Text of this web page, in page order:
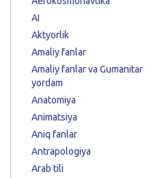
AI
Aktyorlik
Amaliy fanlar
Amaliy fanlar va Gumanitar
yordam
Anatomiya
Animatsiya
Aniq fanlar
Antrapologiya
Arab tili